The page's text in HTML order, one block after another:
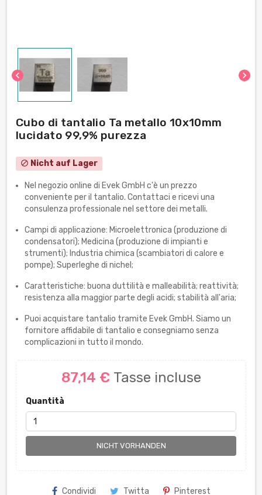
chevron_left chevron_right
Cubo di tantalio Ta metallo 10x10mm
lucidato 99,9% purezza
block Nicht auf Lager
Nel negozio online di Evek GmbH c'è un prezzo
conveniente per il tantalio. Contattaci e ricevi una
consulenza professionale nel settore dei metalli.
Campi di applicazione: Microelettronica (produzione di
condensatori); Medicina (produzione di impianti e
strumenti); Industria chimica (scambiatori di calore e
pompe); Superleghe di nichel;
Caratteristiche: buona duttilità e malleabilità; reattività;
resistenza alla maggior parte degli acidi; stabilità all'aria;
Puoi acquistare tantalio tramite Evek GmbH. Siamo un
fornitore affidabile di tantalio e consegniamo senza
complicazioni in tutto il mondo.
87,14 € Tasse incluse
Quantità
NICHT VORHANDEN
Condividi Twitta Pinterest